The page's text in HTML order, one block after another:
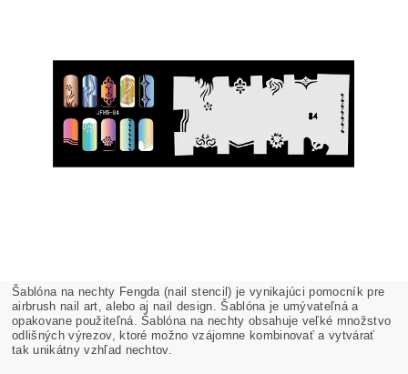
Šablóna na nechty Fengda (nail stencil) je vynikajúci pomocník pre
airbrush nail art, alebo aj nail design. Šablóna je umývateľná a
opakovane použiteľná. Šablóna na nechty obsahuje veľké množstvo
odlišných výrezov, ktoré možno vzájomne kombinovať a vytvárať
tak unikátny vzhľad nechtov.